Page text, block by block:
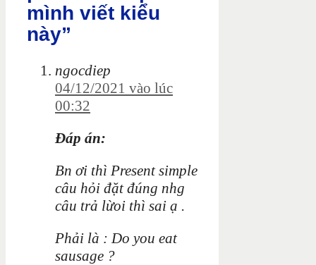
mình viết kiểu
này”
ngocdiep
04/12/2021 vào lúc
00:32
Đáp án:
Bn ơi thì Present simple
câu hỏi đặt đúng nhg
câu trả lừoi thì sai ạ .
Phải là : Do you eat
sausage ?